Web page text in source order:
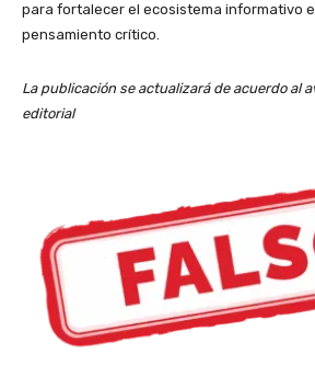
para fortalecer el ecosistema informativo
pensamiento crítico.
La publicación se actualizará de acuerdo al
editorial